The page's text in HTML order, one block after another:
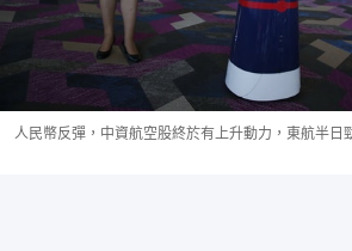
人民幣反彈，中資航空股終於有上升動力，東航半日